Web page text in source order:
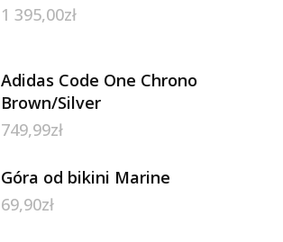
1 395,00zł
Adidas Code One Chrono
Brown/Silver
749,99zł
Góra od bikini Marine
69,90zł